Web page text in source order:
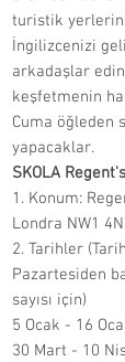
turistik
İngilizcenizi
arkadaşlar
keşfetmenin
Cuma öğleden
yapacaklar.
SKOLA
1. Konum:
Londra NW1
2. Tarihler
Pazartesiden
sayısı için)
5 Ocak - 16
30 Mart - 10